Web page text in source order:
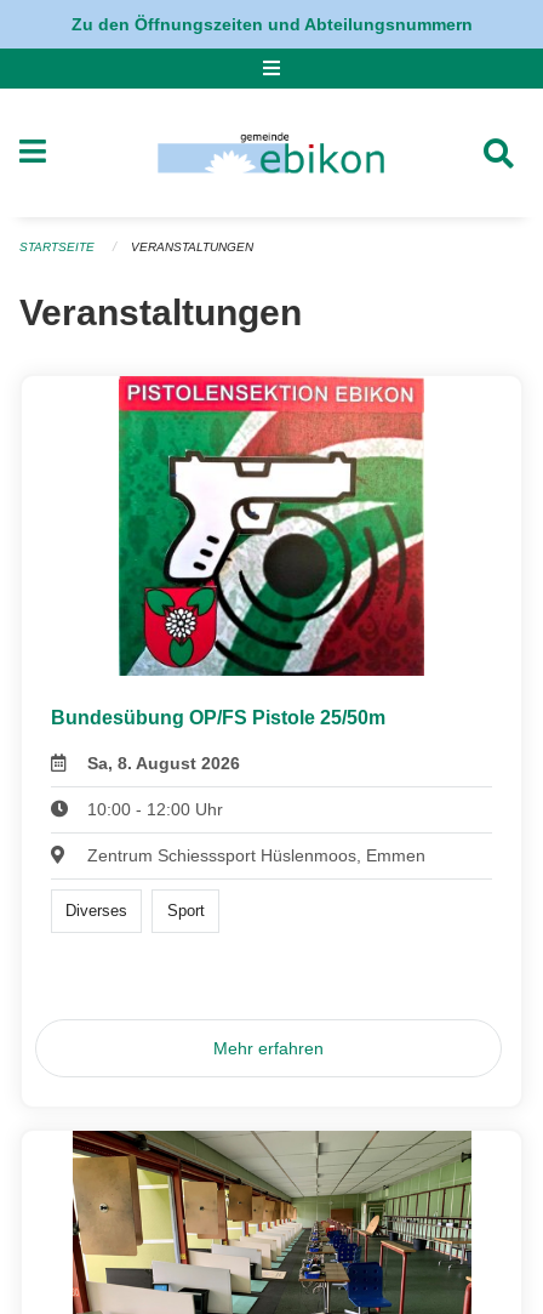
Navigation überspringen
Zu den Öffnungszeiten und Abteilungsnummern
STARTSEITE VERANSTALTUNGEN
Veranstaltungen
Bundesübung OP/FS Pistole 25/50m
Sa, 8. August 2026
10:00 - 12:00 Uhr
Zentrum Schiesssport Hüslenmoos, Emmen
Diverses Sport
Mehr erfahren